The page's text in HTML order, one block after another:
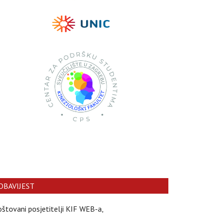
posjetitelji KIF WEB-a,